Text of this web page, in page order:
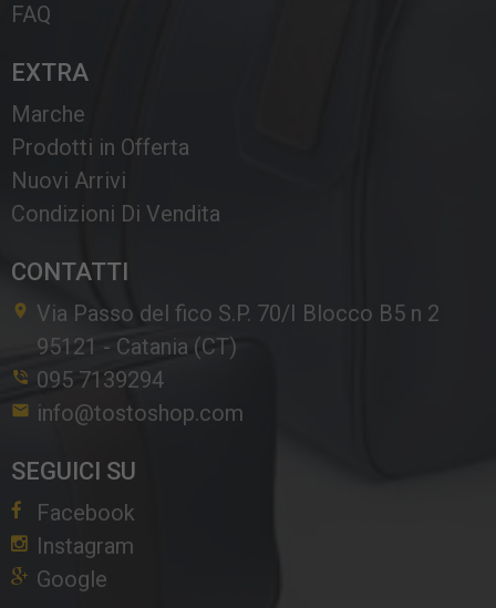
FAQ
EXTRA
Marche
Prodotti in Offerta
Nuovi Arrivi
Condizioni Di Vendita
CONTATTI
Via Passo del fico S.P. 70/I Blocco B5 n 2
95121 - Catania (CT)
095 7139294
info@tostoshop.com
SEGUICI SU
Facebook
Instagram
Google